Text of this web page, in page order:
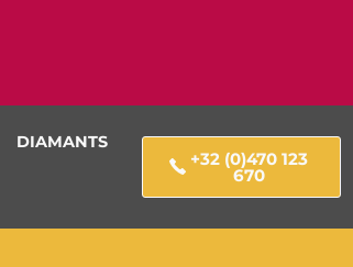
DIAMANTS
+32 (0)470 123
670